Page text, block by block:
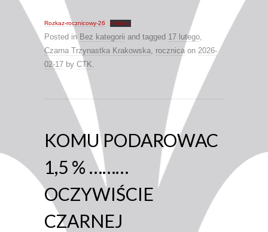
Rozkaz-rocznicowy-26 Pobierz
Posted in Bez kategorii and tagged 17 lutego,
Czarna Trzynastka Krakowska, rocznica on 2026-
02-17 by CTK.
KOMU PODAROWAC
1,5 % ………
OCZYWIŚCIE
CZARNEJ